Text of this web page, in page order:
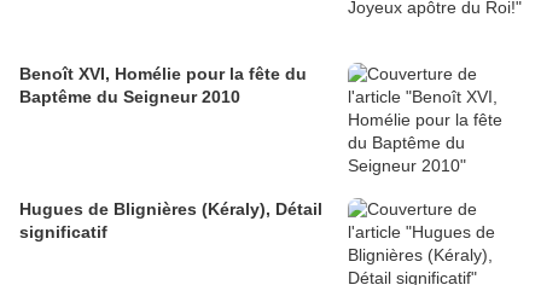
Benoît XVI, Homélie pour la fête du
Baptême du Seigneur 2010
Hugues de Blignières (Kéraly), Détail
significatif